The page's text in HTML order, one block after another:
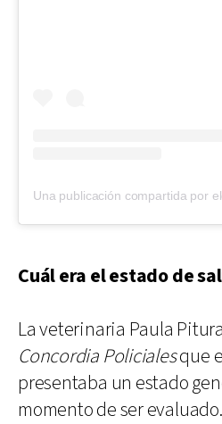
Cuál era el estado de
La veterinaria Paula
Concordia Policialesque
presentaba un estado
momento de ser evaluado.